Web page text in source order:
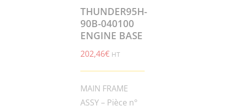
Surfaçage et rectification des solsTHUNDER95H-
90B-040100
ENGINE BASE
202,46€ HT
MAIN FRAME
ASSY – Pièce n°